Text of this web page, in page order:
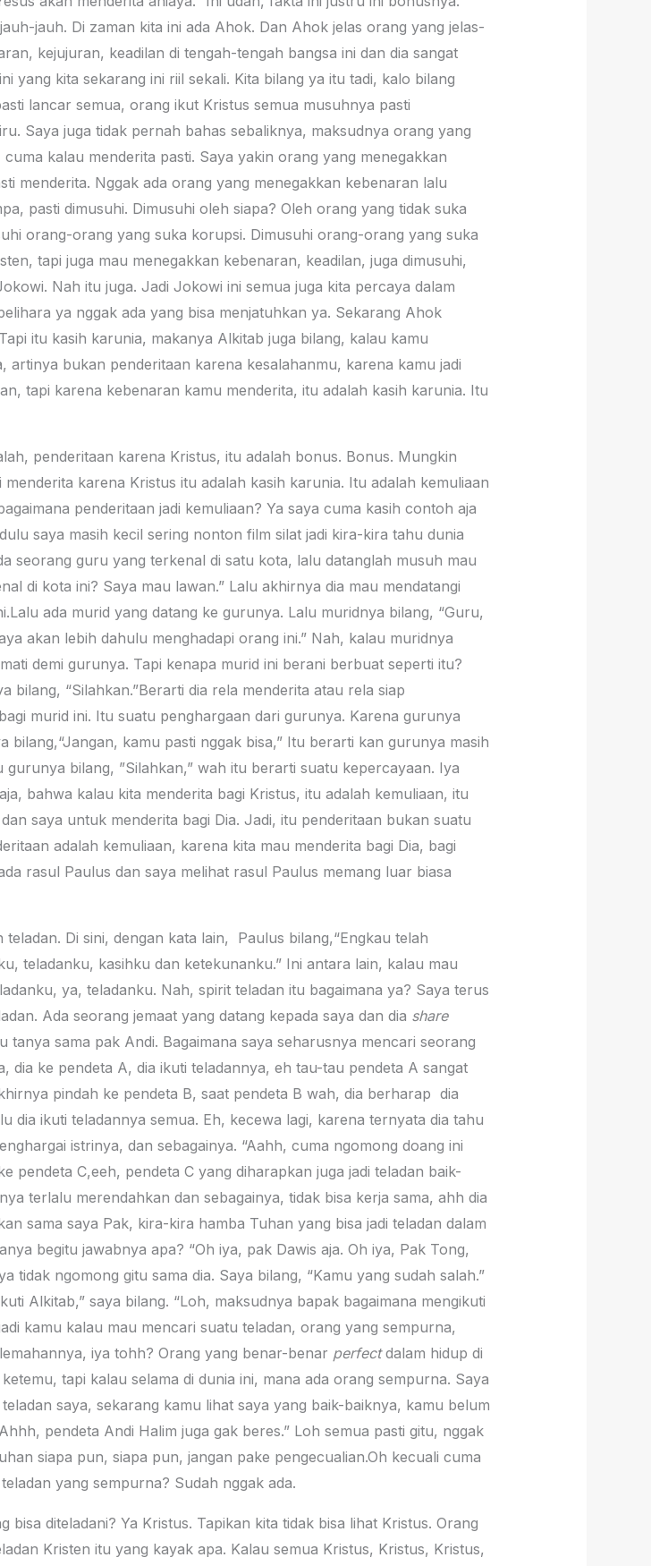
jauh. Di zaman kita ini ada Ahok. Dan Ahok jelas orang yang jelas-
kejujuran, keadilan di tengah-tengah bangsa ini dan dia sangat
yang kita sekarang ini riil sekali. Kita bilang ya itu tadi, kalo bilang
lancar semua, orang ikut Kristus semua musuhnya pasti
Saya juga tidak pernah bahas sebaliknya, maksudnya orang yang
kalau menderita pasti. Saya yakin orang yang menegakkan
menderita. Nggak ada orang yang menegakkan kebenaran lalu
pasti dimusuhi. Dimusuhi oleh siapa? Oleh orang yang tidak suka
orang-orang yang suka korupsi. Dimusuhi orang-orang yang suka
tapi juga mau menegakkan kebenaran, keadilan, juga dimusuhi,
Nah itu juga. Jadi Jokowi ini semua juga kita percaya dalam
ya nggak ada yang bisa menjatuhkan ya. Sekarang Ahok
itu kasih karunia, makanya Alkitab juga bilang, kalau kamu
artinya bukan penderitaan karena kesalahanmu, karena kamu jadi
tapi karena kebenaran kamu menderita, itu adalah kasih karunia. Itu
penderitaan karena Kristus, itu adalah bonus. Bonus. Mungkin
karena Kristus itu adalah kasih karunia. Itu adalah kemuliaan
penderitaan jadi kemuliaan? Ya saya cuma kasih contoh aja
saya masih kecil sering nonton film silat jadi kira-kira tahu dunia
seorang guru yang terkenal di satu kota, lalu datanglah musuh mau
di kota ini? Saya mau lawan.” Lalu akhirnya dia mau mendatangi
ada murid yang datang ke gurunya. Lalu muridnya bilang, “Guru,
akan lebih dahulu menghadapi orang ini.” Nah, kalau muridnya
demi gurunya. Tapi kenapa murid ini berani berbuat seperti itu?
bilang, “Silahkan.”Berarti dia rela menderita atau rela siap
murid ini. Itu suatu penghargaan dari gurunya. Karena gurunya
kamu pasti nggak bisa,” Itu berarti kan gurunya masih
bilang, ”Silahkan,” wah itu berarti suatu kepercayaan. Iya
bahwa kalau kita menderita bagi Kristus, itu adalah kemuliaan, itu
saya untuk menderita bagi Dia. Jadi, itu penderitaan bukan suatu
adalah kemuliaan, karena kita mau menderita bagi Dia, bagi
rasul Paulus dan saya melihat rasul Paulus memang luar biasa
Di sini, dengan kata lain, Paulus bilang,“Engkau telah
teladanku, kasihku dan ketekunanku.” Ini antara lain, kalau mau
ya, teladanku. Nah, spirit teladan itu bagaimana ya? Saya terus
Ada seorang jemaat yang datang kepada saya dan dia share
tanya sama pak Andi. Bagaimana saya seharusnya mencari seorang
dia ke pendeta A, dia ikuti teladannya, eh tau-tau pendeta A sangat
pindah ke pendeta B, saat pendeta B wah, dia berharap dia
dia ikuti teladannya semua. Eh, kecewa lagi, karena ternyata dia tahu
istrinya, dan sebagainya. “Aahh, cuma ngomong doang ini
pendeta C,eeh, pendeta C yang diharapkan juga jadi teladan baik-
terlalu merendahkan dan sebagainya, tidak bisa kerja sama, ahh dia
sama saya Pak, kira-kira hamba Tuhan yang bisa jadi teladan dalam
begitu jawabnya apa? “Oh iya, pak Dawis aja. Oh iya, Pak Tong,
tidak ngomong gitu sama dia. Saya bilang, “Kamu yang sudah salah.”
Alkitab,” saya bilang. “Loh, maksudnya bapak bagaimana mengikuti
kamu kalau mau mencari suatu teladan, orang yang sempurna,
iya tohh? Orang yang benar-benar perfectdalam hidup di
tapi kalau selama di dunia ini, mana ada orang sempurna. Saya
saya, sekarang kamu lihat saya yang baik-baiknya, kamu belum
pendeta Andi Halim juga gak beres.” Loh semua pasti gitu, nggak
siapa pun, siapa pun, jangan pake pengecualian.Oh kecuali cuma
yang sempurna? Sudah nggak ada.
diteladani? Ya Kristus. Tapikan kita tidak bisa lihat Kristus. Orang
Kristen itu yang kayak apa. Kalau semua Kristus, Kristus, Kristus,